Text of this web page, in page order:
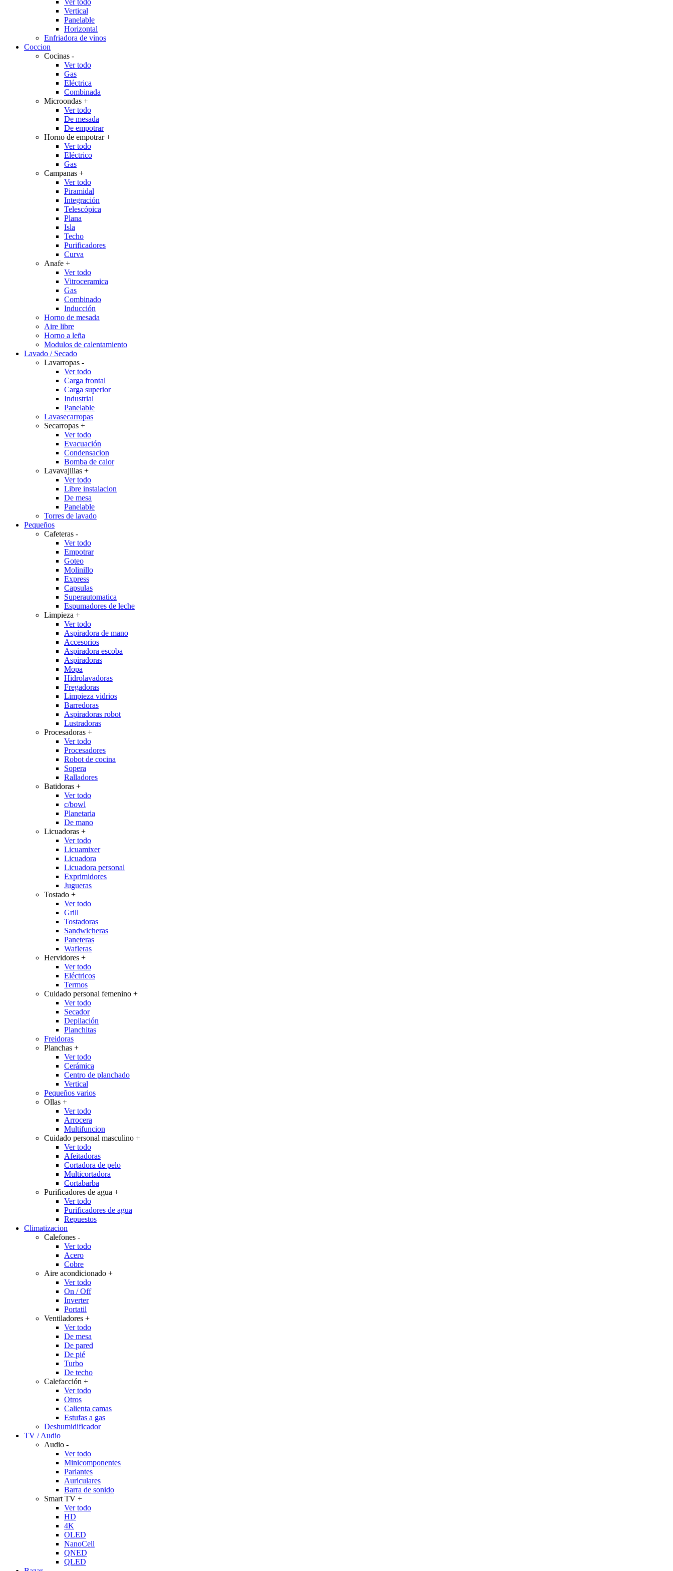
Ver todo
Vertical
Panelable
Horizontal
Enfriadora de vinos
Coccion
Cocinas -
Ver todo
Gas
Eléctrica
Combinada
Microondas +
Ver todo
De mesada
De empotrar
Horno de empotrar+
Ver todo
Eléctrico
Gas
Campanas +
Ver todo
Piramidal
Integración
Telescópica
Plana
Isla
Techo
Purificadores
Curva
Anafe +
Ver todo
Vitroceramica
Gas
Combinado
Inducción
Horno de mesada
Aire libre
Horno a leña
Modulos de calentamiento
Lavado / Secado
Lavarropas -
Ver todo
Carga frontal
Carga superior
Industrial
Panelable
Lavasecarropas
Secarropas +
Ver todo
Evacuación
Condensacion
Bomba de calor
Lavavajillas +
Ver todo
Libre instalacion
De mesa
Panelable
Torres de lavado
Pequeños
Cafeteras -
Ver todo
Empotrar
Goteo
Molinillo
Express
Capsulas
Superautomatica
Espumadores de leche
Limpieza +
Ver todo
Aspiradora de mano
Accesorios
Aspiradora escoba
Aspiradoras
Mopa
Hidrolavadoras
Fregadoras
Limpieza vidrios
Barredoras
Aspiradoras robot
Lustradoras
Procesadoras +
Ver todo
Procesadores
Robot de cocina
Sopera
Ralladores
Batidoras +
Ver todo
c/bowl
Planetaria
De mano
Licuadoras +
Ver todo
Licuamixer
Licuadora
Licuadora personal
Exprimidores
Jugueras
Tostado +
Ver todo
Grill
Tostadoras
Sandwicheras
Paneteras
Wafleras
Hervidores +
Ver todo
Eléctricos
Termos
Cuidado personal femenino +
Ver todo
Secador
Depilación
Planchitas
Freidoras
Planchas +
Ver todo
Cerámica
Centro de planchado
Vertical
Pequeños varios
Ollas +
Ver todo
Arrocera
Multifuncion
Cuidado personal masculino +
Ver todo
Afeitadoras
Cortadora de pelo
Multicortadora
Cortabarba
Purificadores de agua +
Ver todo
Purificadores de agua
Repuestos
Climatizacion
Calefones -
Ver todo
Acero
Cobre
Aire acondicionado +
Ver todo
On / Off
Inverter
Portatil
Ventiladores +
Ver todo
De mesa
De pared
De pié
Turbo
De techo
Calefacción +
Ver todo
Otros
Calienta camas
Estufas a gas
Deshumidificador
TV / Audio
Audio -
Ver todo
Minicomponentes
Parlantes
Auriculares
Barra de sonido
Smart TV +
Ver todo
HD
4K
OLED
NanoCell
QNED
QLED